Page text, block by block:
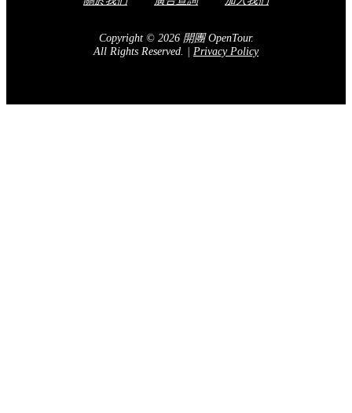
Copyright © 2026 開團 OpenTour.
All Rights Reserved.
Privacy Policy